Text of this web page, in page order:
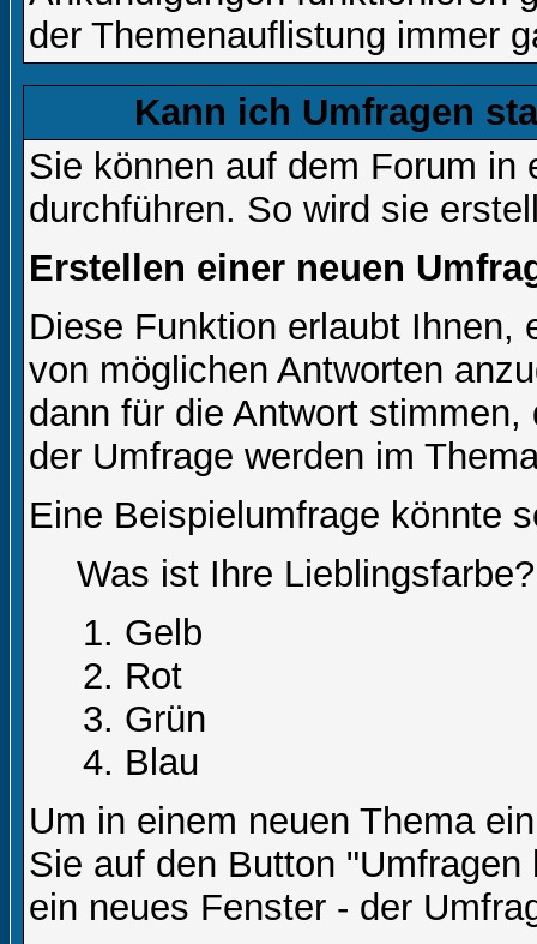
der Themenauflistung immer
Kann ich Umfragen
Sie können auf dem Forum in
durchführen. So wird sie
Erstellen einer neuen
Diese Funktion erlaubt Ihnen,
von möglichen Antworten
dann für die Antwort
der Umfrage werden im
Eine Beispielumfrage könnte
Was ist Ihre Lieblingsfarbe?
Gelb
Rot
Grün
Blau
Um in einem neuen Thema
Sie auf den Button
ein neues Fenster - der